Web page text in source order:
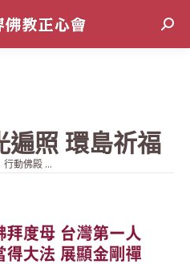
遍照 環島祈福
置:
行動佛殿 ...